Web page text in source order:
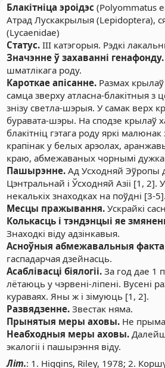
Блакітніца эроідэс(Polyommatus
Атрад Лускакрылыя (Lepidoptera),
(Lycaenidae)
Статус.III катэгорыя. Рэдкі
Значэнне ў захаванні генафонду.
шматлікага роду.
Кароткае апісанне.Размах
самца зверху атласна-блакітныя з
знізу светла-шэрыя. У самак верх
буравата-шэры. На сподзе крылаў
блакітніц гэтага роду яркі
крапінак у белых арэолах,
краю, абмежаваных чорнымі
Пашырэнне.Ад Усходняй Эўропы
Цэнтральнай і Ўсходняй Азіі [1, 2].
некалькіх знаходках на поўдні [3-5].
Месцы пражывання.Ускрайкі
Колькасць і тэндэнцыі яе
Знаходкі віду адзінкавыя.
Асноўныя абмежавальныя
гаспадарчая дзейнасць.
Асаблівасці біялогіі.За год дае 1
лётаюць у чэрвені-ліпені. Вусені
кураваях. Яны ж і зімуюць [1, 2].
Развядзенне.Звестак няма.
Прынятыя меры аховы.Не
Неабходныя меры аховы.
экалогіі і пашырэння віду.
Літ.: 1. Higgins, Riley, 1978; 2.